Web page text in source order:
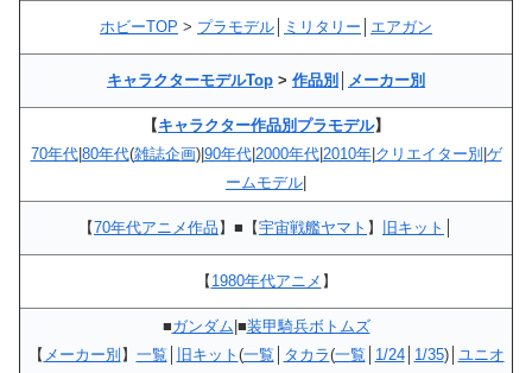
ホビーTOP > プラモデル ミリタリー エアガン
キャラクターモデルTop > 作品別 メーカー別
【キャラクター作品別プラモデル】
70年代| 80年代(雑誌企画)| 90年代| 2000年代| 2010年| クリエイター別 ゲ
ームモデル
【70年代アニメ作品 】■【宇宙戦艦ヤマト 】 旧キット
【 1980年代アニメ 】
■ガンダム |■装甲騎兵ボトムズ
【 メーカー別 】 一覧 旧キット (一覧 タカラ(一覧 1/24│ 1/35)│ ユニオ